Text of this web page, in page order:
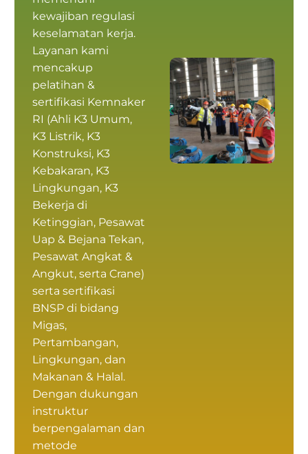
kewajiban regulasi
keselamatan kerja.
Layanan kami
mencakup
pelatihan &
sertifikasi Kemnaker
RI (Ahli K3 Umum,
K3 Listrik, K3
Konstruksi, K3
Kebakaran, K3
Lingkungan, K3
Bekerja di
Ketinggian, Pesawat
Uap & Bejana Tekan,
Pesawat Angkat &
Angkut, serta Crane)
serta sertifikasi
BNSPdi bidang
Migas,
Pertambangan,
Lingkungan, dan
Makanan & Halal.
Dengan dukungan
instruktur
berpengalaman dan
metode